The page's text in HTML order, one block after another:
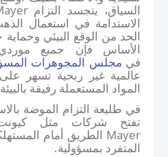
السياق، يتجسد التزام
الاستدامة في استعمال
الحد من الوقع البيئي
الأساس فإن جميع
في مجلس المجوهرات
عالمية غير ربحية تسهر
المواد المستعملة رفيقة
في طليعة التزام الموضة
تفتح شركات مثل
Mayer الطريق أمام
المتفرد بمسؤولية.